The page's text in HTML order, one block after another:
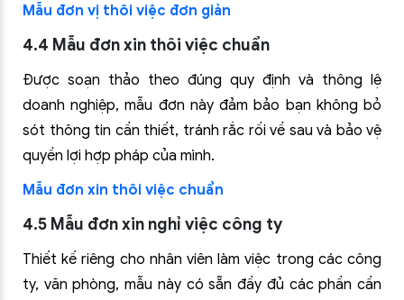
Mẫu đơn vị thôi việc đơn giản
4.4 Mẫu đơn xin thôi việc chuẩn
Được soạn thảo theo đúng quy định và thông lệ
doanh nghiệp, mẫu đơn này đảm bảo bạn không bỏ
sót thông tin cần thiết, tránh rắc rối về sau và bảo vệ
quyền lợi hợp pháp của mình.
Mẫu đơn xin thôi việc chuẩn
4.5 Mẫu đơn xin nghỉ việc công ty
Thiết kế riêng cho nhân viên làm việc trong các công
ty, văn phòng, mẫu này có sẵn đầy đủ các phần cần